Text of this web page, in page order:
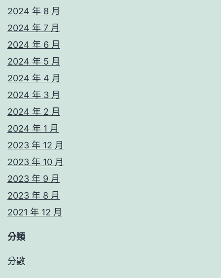
2024 年 8 月
2024 年 7 月
2024 年 6 月
2024 年 5 月
2024 年 4 月
2024 年 3 月
2024 年 2 月
2024 年 1 月
2023 年 12 月
2023 年 10 月
2023 年 9 月
2023 年 8 月
2021 年 12 月
分類
分數